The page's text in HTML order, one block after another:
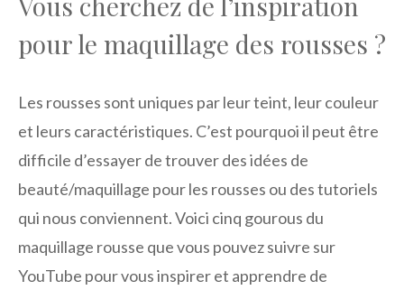
pour le maquillage des rousses ?
Les rousses sont uniques par leur teint, leur couleur
et leurs caractéristiques. C’est pourquoi il peut être
difficile d’essayer de trouver des idées de
beauté/maquillage pour les rousses ou des tutoriels
qui nous conviennent. Voici cinq gourous du
maquillage rousse que vous pouvez suivre sur
YouTube pour vous inspirer et apprendre de